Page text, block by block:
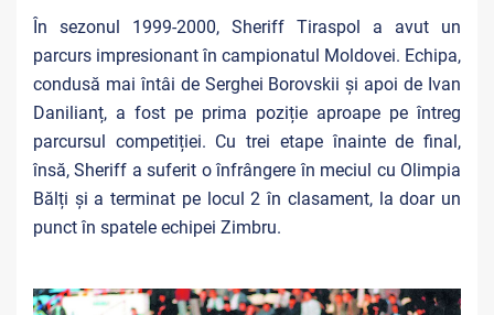
În sezonul 1999-2000, Sheriff Tiraspol a avut un
parcurs impresionant în campionatul Moldovei. Echipa,
condusă mai întâi de Serghei Borovskii și apoi de Ivan
Danilianț, a fost pe prima poziție aproape pe întreg
parcursul competiției. Cu trei etape înainte de final,
însă, Sheriff a suferit o înfrângere în meciul cu Olimpia
Bălți și a terminat pe locul 2 în clasament, la doar un
punct în spatele echipei Zimbru.